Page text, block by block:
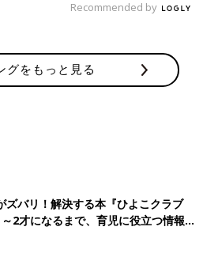
Recommended by
グをもっと見る
ズバリ！解決する本『ひよこクラブ
2才になるまで、育児に役立つ情報が